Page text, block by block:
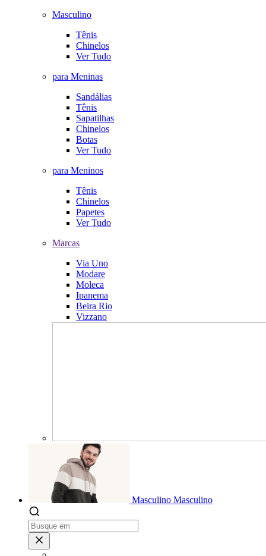
Masculino
Tênis
Chinelos
Ver Tudo
para Meninas
Sandálias
Tênis
Sapatilhas
Chinelos
Botas
Ver Tudo
para Meninos
Tênis
Chinelos
Papetes
Ver Tudo
Marcas
Via Uno
Modare
Moleca
Ipanema
Beira Rio
Vizzano
Masculino Masculino